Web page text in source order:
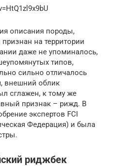
описания породы,
на территории
даже не упоминалось,
типов,
сильно отличалось
внешний облик
сглажен, к тому же
признак – рижд. В
экспертов FCI
Федерация) и была
риджбек